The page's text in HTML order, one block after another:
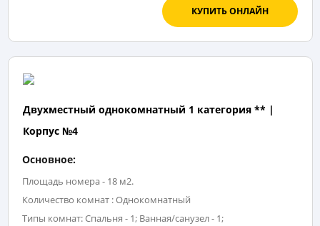
КУПИТЬ ОНЛАЙН
Двухместный однокомнатный 1 категория ** |
Корпус №4
Основное:
Площадь номера - 18 м2.
Количество комнат : Однокомнатный
Типы комнат: Спальня - 1; Ванная/санузел - 1;